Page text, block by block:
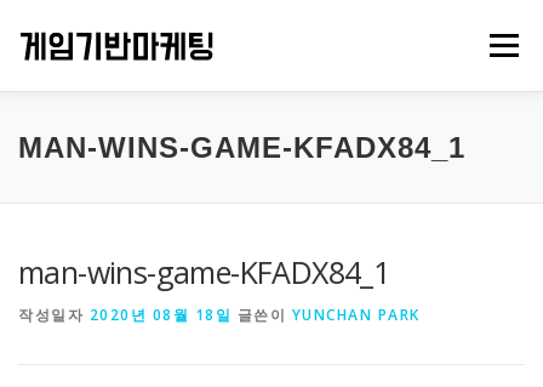
메뉴
PROJECTS GAMES ABOUT US CONTACT
MAN-WINS-GAME-KFADX84_1
man-wins-game-KFADX84_1
작성일자 2020년 08월 18일 글쓴이 YUNCHAN PARK